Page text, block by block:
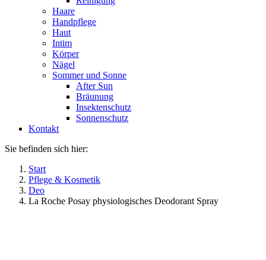
Haare
Handpflege
Haut
Intim
Körper
Nägel
Sommer und Sonne
After Sun
Bräunung
Insektenschutz
Sonnenschutz
Kontakt
Sie befinden sich hier:
Start
Pflege & Kosmetik
Deo
La Roche Posay physiologisches Deodorant Spray